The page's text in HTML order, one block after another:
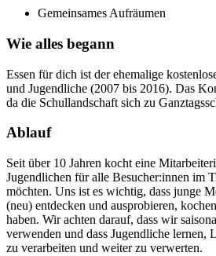
Gemeinsames Aufräumen
Wie alles begann
Essen für dich ist der ehemalige
und Jugendliche (2007 bis 2016). Das
da die Schullandschaft sich zu
Ablauf
Seit über 10 Jahren kocht eine
Jugendlichen für alle Besucher:innen im
möchten. Uns ist es wichtig, dass junge
(neu) entdecken und ausprobieren,
haben. Wir achten darauf, dass wir
verwenden und dass Jugendliche lernen,
zu verarbeiten und weiter zu verwerten.